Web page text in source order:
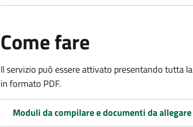
Come fare
Il servizio può essere attivato presentando tutta
in formato PDF.
Moduli da compilare e documenti da allegare